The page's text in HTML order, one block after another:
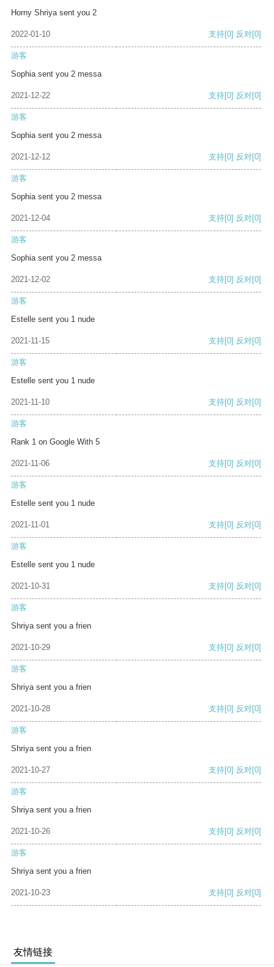
Horny Shriya sent you 2
2022-01-10 支持[0] 反对[0]
游客
Sophia sent you 2 messa
2021-12-22 支持[0] 反对[0]
游客
Sophia sent you 2 messa
2021-12-12 支持[0] 反对[0]
游客
Sophia sent you 2 messa
2021-12-04 支持[0] 反对[0]
游客
Sophia sent you 2 messa
2021-12-02 支持[0] 反对[0]
游客
Estelle sent you 1 nude
2021-11-15 支持[0] 反对[0]
游客
Estelle sent you 1 nude
2021-11-10 支持[0] 反对[0]
游客
Rank 1 on Google With 5
2021-11-06 支持[0] 反对[0]
游客
Estelle sent you 1 nude
2021-11-01 支持[0] 反对[0]
游客
Estelle sent you 1 nude
2021-10-31 支持[0] 反对[0]
游客
Shriya sent you a frien
2021-10-29 支持[0] 反对[0]
游客
Shriya sent you a frien
2021-10-28 支持[0] 反对[0]
游客
Shriya sent you a frien
2021-10-27 支持[0] 反对[0]
游客
Shriya sent you a frien
2021-10-26 支持[0] 反对[0]
游客
Shriya sent you a frien
2021-10-23 支持[0] 反对[0]
友情链接